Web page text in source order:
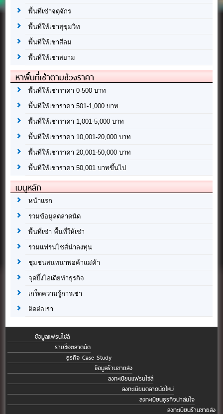
พื้นที่เช่าจตุจักร
พื้นที่ให้เช่าสุขุมวิท
พื้นที่ให้เช่าสีลม
พื้นที่ให้เช่าสยาม
หาพื้นที่เช่าตามช่วงราคา
พื้นที่ให้เช่าราคา 0-500 บาท
พื้นที่ให้เช่าราคา 501-1,000 บาท
พื้นที่ให้เช่าราคา 1,001-5,000 บาท
พื้นที่ให้เช่าราคา 10,001-20,000 บาท
พื้นที่ให้เช่าราคา 20,001-50,000 บาท
พื้นที่ให้เช่าราคา 50,001 บาทขึ้นไป
เมนูหลัก
หน้าแรก
รวมข้อมูลตลาดนัด
พื้นที่เช่า พื้นที่ให้เช่า
รวมแฟรนไชส์น่าลงทุน
ชุมชนสนทนาพ่อค้าแม่ค้า
จุดปิ๊งไอเดียทำธุรกิจ
เกร็ดความรู้การเช่า
ติดต่อเรา
ข้อมูลแฟรนไชส์
รายชื่อตลาดนัด
ธุรกิจ Case Study
ข้อมูลร้านขายส่ง
ลงทะเบียนแฟรนไชส์
ลงทะเบียนตลาดนัดใหม่
ลงทะเบียนธุรกิจน่าสนใจ
ลงทะเบียนร้านขายส่ง